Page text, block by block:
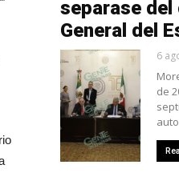
separase del
General del
6
de